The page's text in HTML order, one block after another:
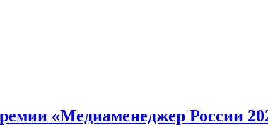
«Медиаменеджер России